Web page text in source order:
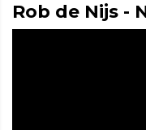
Rob de Nijs -